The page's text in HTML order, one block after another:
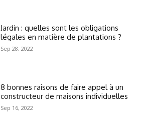
Jardin : quelles sont les obligations
légales en matière de plantations ?
Sep 28, 2022
8 bonnes raisons de faire appel à un
constructeur de maisons individuelles
Sep 16, 2022